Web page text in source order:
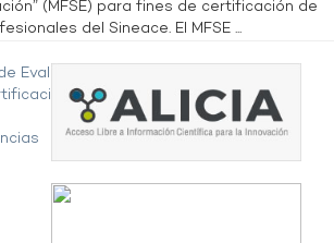
(MFSE) para fines de certificación de
del Sineace. El MFSE ...
Evaluación,
de la